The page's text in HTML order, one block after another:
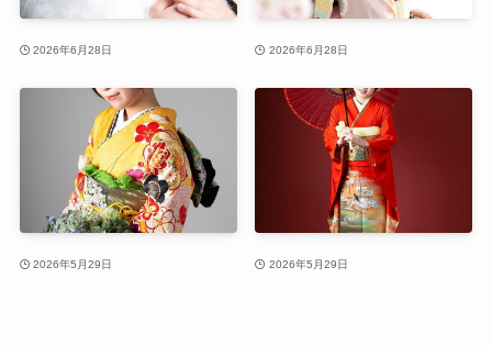
2026年6月28日 2026年6月28日
2026年5月29日 2026年5月29日